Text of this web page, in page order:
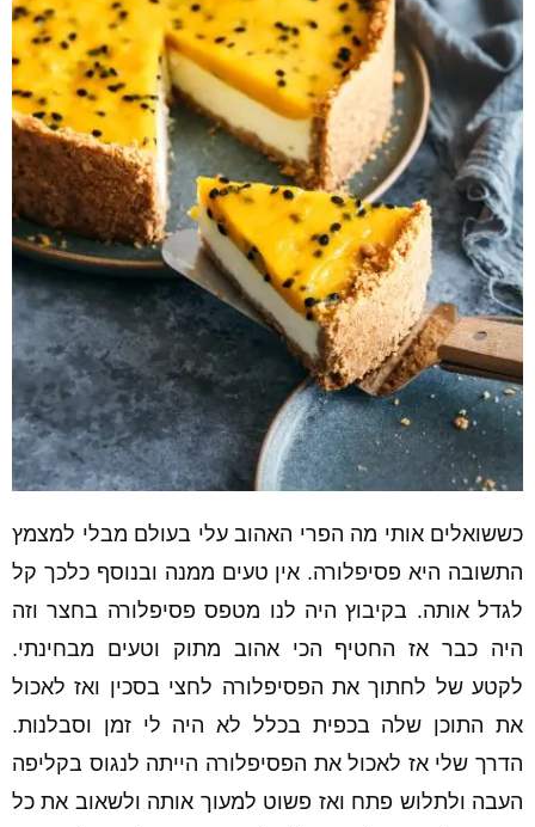
כששואלים אותי מה הפרי האהוב עלי בעולם מבלי למצמץ
התשובה היא פסיפלורה. אין טעים ממנה ובנוסף כלכך קל
לגדל אותה. בקיבוץ היה לנו מטפס פסיפלורה בחצר וזה
היה כבר אז החטיף הכי אהוב מתוק וטעים מבחינתי.
לקטע של לחתוך את הפסיפלורה לחצי בסכין ואז לאכול
את התוכן שלה בכפית בכלל לא היה לי זמן וסבלנות.
הדרך שלי אז לאכול את הפסיפלורה הייתה לנגוס בקליפה
העבה ולתלוש פתח ואז פשוט למעוך אותה ולשאוב את כל